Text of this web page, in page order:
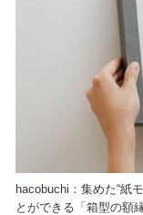
hacobuchi：集めた“紙
とができる「箱型の額縁